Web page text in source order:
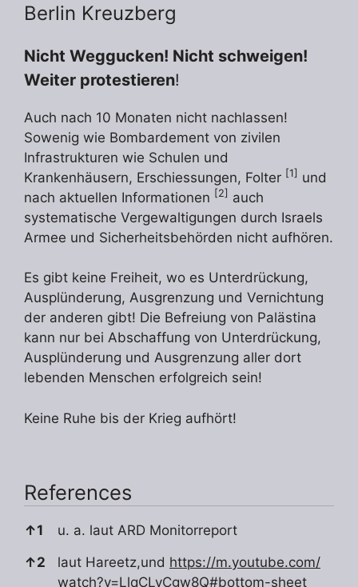
Berlin Kreuzberg
Nicht Weggucken! Nicht schweigen!
Weiter protestieren!
Auch nach 10 Monaten nicht nachlassen!
Sowenig wie Bombardement von zivilen
Infrastrukturen wie Schulen und
Krankenhäusern, Erschiessungen, Folter [1] und
nach aktuellen Informationen [2] auch
systematische Vergewaltigungen durch Israels
Armee und Sicherheitsbehörden nicht aufhören.
Es gibt keine Freiheit, wo es Unterdrückung,
Ausplünderung, Ausgrenzung und Vernichtung
der anderen gibt! Die Befreiung von Palästina
kann nur bei Abschaffung von Unterdrückung,
Ausplünderung und Ausgrenzung aller dort
lebenden Menschen erfolgreich sein!
Keine Ruhe bis der Krieg aufhört!
References
References
↑1
u. a. laut ARD Monitorreport
↑2 laut Hareetz,und https://m.youtube.com/
watch?v=LlqCLyCgw8Q#bottom-sheet